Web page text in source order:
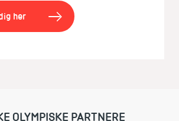
her
OLYMPISKE PARTNERE